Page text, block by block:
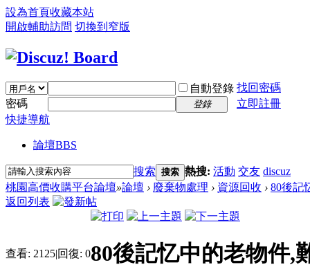
設為首頁收藏本站
開啟輔助訪問 切換到窄版
自動登錄 找回密碼
密碼
登錄
立即註冊
快捷導航
論壇BBS
搜索 搜索 熱搜: 活動 交友 discuz
桃園高價收購平台論壇»論壇 › 廢棄物處理 › 資源回收 › 80後記
返回列表
查看: 2125|回復: 080後記忆中的老物件,